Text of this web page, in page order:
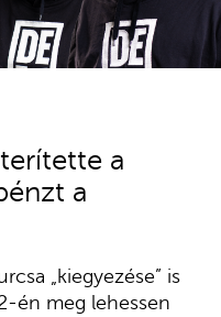
a
a
„kiegyezése” is
én meg lehessen